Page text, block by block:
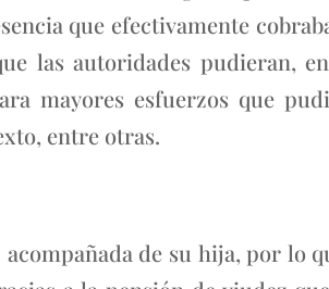
que efectivamente
las autoridades pudieran,
mayores esfuerzos que
entre otras.
de su hija, por lo